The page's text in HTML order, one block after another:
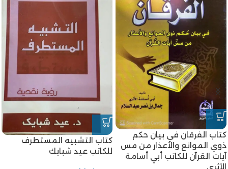
-18%
كتاب المرأة الجديدة للكاتب
قاسم أمين
-18%
كتاب أحكام الحيض والنفاس
للكاتبة أم الحسن رحاب بنت
محمد الخولي